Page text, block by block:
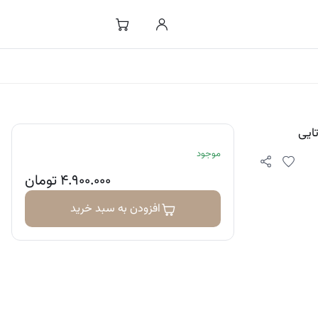
موجود
۴.۹۰۰.۰۰۰تومان
افزودن به سبد خرید